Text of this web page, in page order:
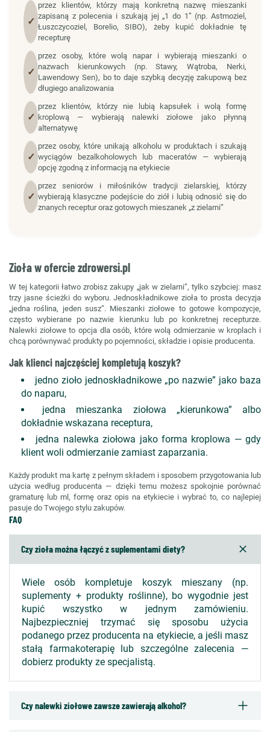
✓
przez klientów, którzy mają konkretną nazwę mieszanki
zapisaną z polecenia i szukają jej „1 do 1” (np. Astmoziel,
Łuszczycoziel, Borelio, SIBO), żeby kupić dokładnie tę
recepturę
✓
przez osoby, które wolą napar i wybierają mieszanki o
nazwach kierunkowych (np. Stawy, Wątroba, Nerki,
Lawendowy Sen), bo to daje szybką decyzję zakupową bez
długiego analizowania
✓
przez klientów, którzy nie lubią kapsułek i wolą formę
kroplową — wybierają nalewki ziołowe jako płynną
alternatywę
✓
przez osoby, które unikają alkoholu w produktach i szukają
wyciągów bezalkoholowych lub maceratów — wybierają
opcję zgodną z informacją na etykiecie
✓
przez seniorów i miłośników tradycji zielarskiej, którzy
wybierają klasyczne podejście do ziół i lubią odnosić się do
znanych receptur oraz gotowych mieszanek „z zielarni”
Zioła w ofercie zdrowersi.pl
W tej kategorii łatwo zrobisz zakupy „jak w zielarni”, tylko szybciej: masz
trzy jasne ścieżki do wyboru. Jednoskładnikowe zioła to prosta decyzja
„jedna roślina, jeden susz”. Mieszanki ziołowe to gotowe kompozycje,
często wybierane po nazwie kierunku lub po konkretnej recepturze.
Nalewki ziołowe to opcja dla osób, które wolą odmierzanie w kroplach i
chcą porównywać produkty po pojemności, składzie i opisie producenta.
Jak klienci najczęściej kompletują koszyk?
jedno zioło jednoskładnikowe „po nazwie” jako baza
do naparu,
jedna mieszanka ziołowa „kierunkowa” albo
dokładnie wskazana receptura,
jedna nalewka ziołowa jako forma kroplowa — gdy
klient woli odmierzanie zamiast zaparzania.
Każdy produkt ma kartę z pełnym składem i sposobem przygotowania lub
użycia według producenta — dzięki temu możesz spokojnie porównać
gramaturę lub ml, formę oraz opis na etykiecie i wybrać to, co najlepiej
pasuje do Twojego stylu zakupów.
FAQ
Czy zioła można łączyć z suplementami diety?
Wiele osób kompletuje koszyk mieszany (np.
suplementy + produkty roślinne), bo wygodnie jest
kupić wszystko w jednym zamówieniu.
Najbezpieczniej trzymać się sposobu użycia
podanego przez producenta na etykiecie, a jeśli masz
stałą farmakoterapię lub szczególne zalecenia —
dobierz produkty ze specjalistą.
Czy nalewki ziołowe zawsze zawierają alkohol?